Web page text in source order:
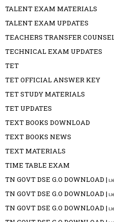
TALENT EXAM MATERIALS
TALENT EXAM UPDATES
TEACHERS TRANSFER
TECHNICAL EXAM UPDATES
TET
TET OFFICIAL ANSWER KEY
TET STUDY MATERIALS
TET UPDATES
TEXT BOOKS DOWNLOAD
TEXT BOOKS NEWS
TEXT MATERIALS
TIME TABLE EXAM
TN GOVT DSE G.O DOWNLOAD
TN GOVT DSE G.O DOWNLOAD
TN GOVT DSE G.O DOWNLOAD